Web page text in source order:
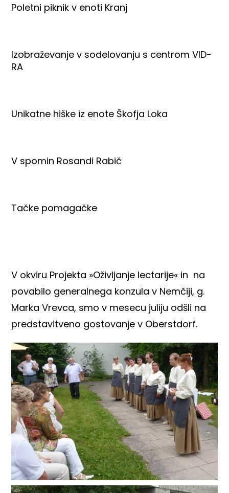
Poletni piknik v enoti Kranj
Izobraževanje v sodelovanju s centrom VID-
RA
Unikatne hiške iz enote Škofja Loka
V spomin Rosandi Rabič
Tačke pomagačke
V okviru Projekta »Oživljanje lectarije« in na
povabilo generalnega konzula v Nemčiji, g.
Marka Vrevca, smo v mesecu juliju odšli na
predstavitveno gostovanje v Oberstdorf.